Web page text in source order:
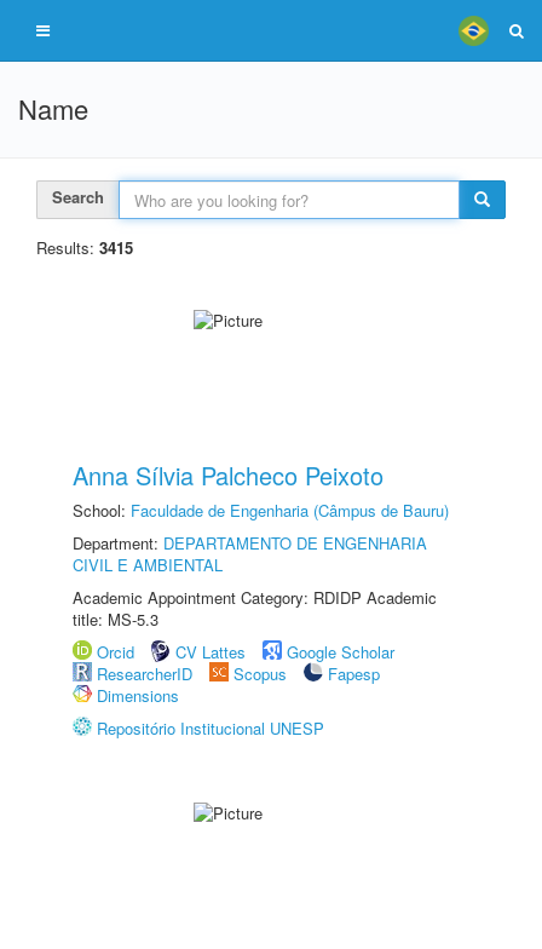
Name
Search
Results: 3415
Anna Sílvia Palcheco Peixoto
School: Faculdade de Engenharia (Câmpus de Bauru)
Department: DEPARTAMENTO DE ENGENHARIA
CIVIL E AMBIENTAL
Academic Appointment Category: RDIDP Academic
title: MS-5.3
Orcid
CV Lattes
Google Scholar
ResearcherID
Scopus
Fapesp
Dimensions
Repositório Institucional UNESP